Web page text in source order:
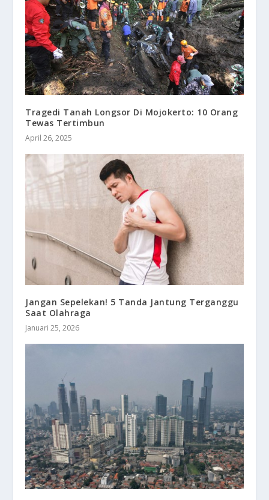
Tragedi Tanah Longsor Di Mojokerto: 10 Orang
Tewas Tertimbun
April 26, 2025
Jangan Sepelekan! 5 Tanda Jantung Terganggu
Saat Olahraga
Januari 25, 2026